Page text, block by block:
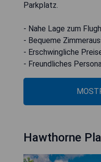
Parkplatz.
- Nahe Lage zum
- Bequeme
- Erschwingliche
- Freundliches
Hawthorne